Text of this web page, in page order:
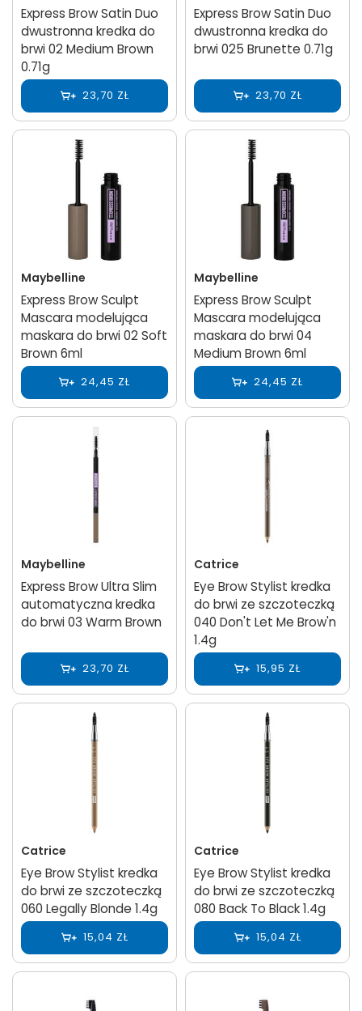
Express Brow Satin Duo
dwustronna kredka do
brwi 02 Medium Brown
0.71g
23,70 ZŁ
Express Brow Satin Duo
dwustronna kredka do
brwi 025 Brunette 0.71g
23,70 ZŁ
Maybelline
Express Brow Sculpt
Mascara modelująca
maskara do brwi 02 Soft
Brown 6ml
24,45 ZŁ
Maybelline
Express Brow Sculpt
Mascara modelująca
maskara do brwi 04
Medium Brown 6ml
24,45 ZŁ
Maybelline
Express Brow Ultra Slim
automatyczna kredka
do brwi 03 Warm Brown
23,70 ZŁ
Catrice
Eye Brow Stylist kredka
do brwi ze szczoteczką
040 Don't Let Me Brow'n
1.4g
15,95 ZŁ
Catrice
Eye Brow Stylist kredka
do brwi ze szczoteczką
060 Legally Blonde 1.4g
15,04 ZŁ
Catrice
Eye Brow Stylist kredka
do brwi ze szczoteczką
080 Back To Black 1.4g
15,04 ZŁ